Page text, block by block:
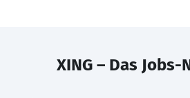
XING – Das